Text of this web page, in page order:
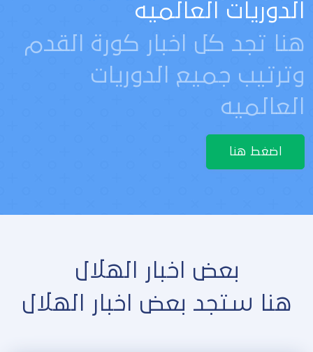
الدوريات العالميه
هنا تجد كل اخبار كورة القدم
وترتيب جميع الدوريات
العالميه
اضغط هنا
بعض اخبار الهلال
هنا ستجد بعض اخبار الهلال